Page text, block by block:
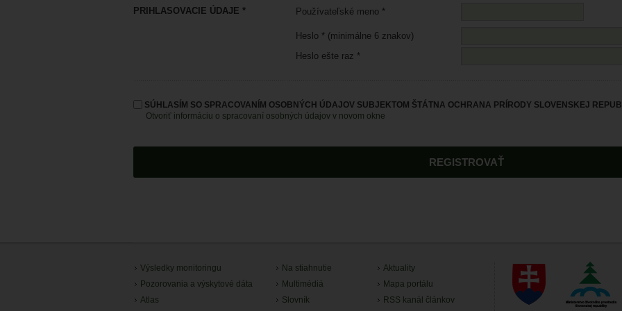
PRIHLASOVACIE ÚDAJE * Používateľské meno *
Heslo * (minimálne 6 znakov)
Heslo ešte raz *
SÚHLASÍM SO SPRACOVANÍM OSOBNÝCH ÚDAJOV SUBJEKTOM ŠTÁTNA OCHRANA PRÍRODY SLOVENSKEJ
Otvoriť informáciu o spracovaní osobných údajov v novom okne
Výsledky monitoringu
Pozorovania a výskytové dáta
Atlas
Na stiahnutie
Multimédiá
Slovník
Aktuality
Mapa portálu
RSS kanál článkov